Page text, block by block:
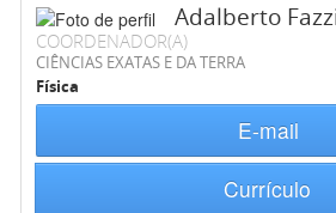
Adalberto
COORDENADOR(A)
CIÊNCIAS EXATAS E DA TERRA
Física
E-mail
Currículo